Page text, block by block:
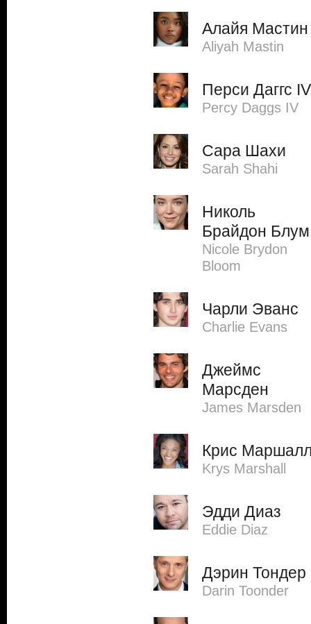
Алайя Мастин
Aliyah Mastin
Перси Даггс IV
Percy Daggs IV
Сара Шахи
Sarah Shahi
Николь
Брайдон Блум
Nicole Brydon
Bloom
Чарли Эванс
Charlie Evans
Джеймс
Марсден
James Marsden
Крис
Krys Marshall
Эдди Диаз
Eddie Diaz
Дэрин Тондер
Darin Toonder